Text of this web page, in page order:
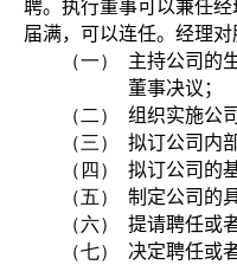
聘。执行董事可以兼任
届满，可以连任。经理对
（一）
主持公司的
董事决议；
（二） 组织实施公
（三） 拟订公司内
（四） 拟订公司的
（五） 制定公司的
（六） 提请聘任或
（七）
决定聘任或